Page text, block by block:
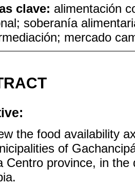
clave: alimentación
soberanía
mercado
the food availability
of
Centro province, in